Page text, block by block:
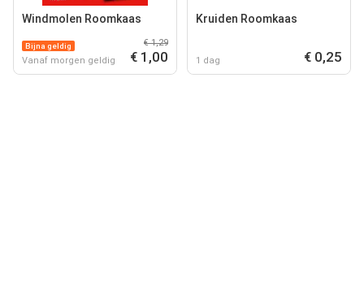
Windmolen Roomkaas
Bijna geldig
Vanaf morgen geldig
€ 1,29
€ 1,00
Kruiden Roomkaas
1 dag € 0,25